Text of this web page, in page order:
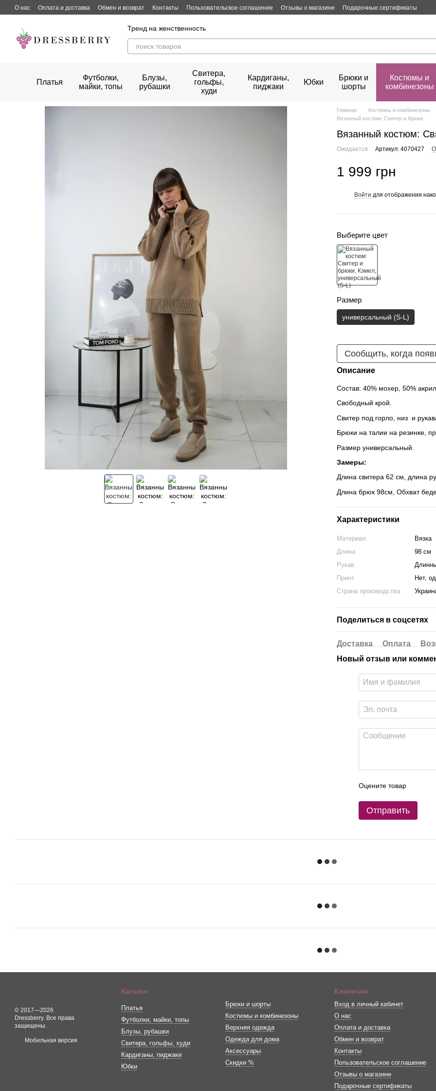
Перейти к основному контенту
О нас Оплата и доставка Обмен и возврат Контакты Пользовательское соглашение Отзывы о магазине Подарочные сертификаты
Тренд на женственность
Платья
Футболки,
майки, топы
Блузы,
рубашки
Свитера,
гольфы,
худи
Кардиганы,
пиджаки
Юбки
Брюки и
шорты
Костюмы и
комбинезоны
Главная Костюмы и комбинезоны
Вязанный костюм: Свитер и брюки
Вязанный костюм:
Ожидается Артикул: 4070427
1 999 грн
Войти для отображения
Выберите цвет
Размер
универсальный (S-L)
Сообщить, когда
Описание
Состав: 40% мохер, 50%
Свободный крой.
Свитер под горло, низ и
Брюки на талии на резинке,
Размер универсальный.
Замеры:
Длина свитера 62 см, длина
Длина брюк 98см, Обхват
Характеристики
Материал
Вязка
Длина
98 см
Рукав
Принт
Нет,
Страна производства
Поделиться в соцсетях
Доставка Оплата
Новый отзыв или
Оцените товар
Отправить
© 2017—2026
Dressberry. Все права
защищены.
Мобильная версия
Каталог
Платья
Футболки, майки, топы
Блузы, рубашки
Свитера, гольфы, худи
Кардиганы, пиджаки
Юбки
Брюки и шорты
Костюмы и комбинезоны
Верхняя одежда
Одежда для дома
Аксессуары
Скидки %
Клиентам
Вход в личный кабинет
О нас
Оплата и доставка
Обмен и возврат
Контакты
Пользовательское соглашение
Отзывы о магазине
Подарочные сертификаты